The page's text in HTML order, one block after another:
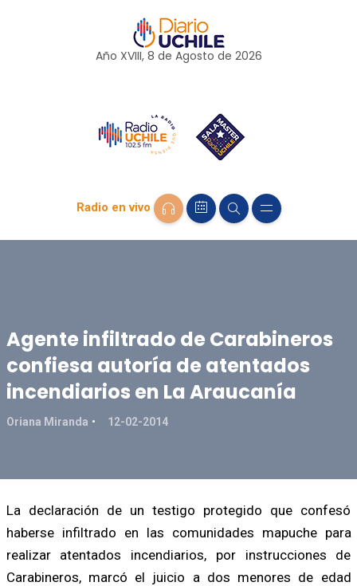
Año XVIII, 8 de Agosto de 2026
Radio en vivo
Agente infiltrado de Carabineros
confiesa autoría de atentados
incendiarios en La Araucanía
Oriana Miranda 12-02-2014
La declaración de un testigo protegido que confesó
haberse infiltrado en las comunidades mapuche para
realizar atentados incendiarios, por instrucciones de
Carabineros, marcó el juicio a dos menores de edad